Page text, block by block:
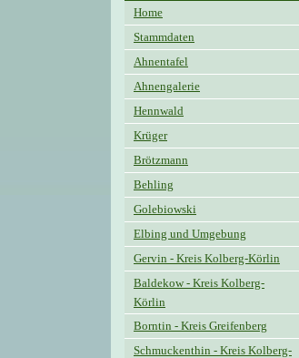
Home
Stammdaten
Ahnentafel
Ahnengalerie
Hennwald
Krüger
Brötzmann
Behling
Golebiowski
Elbing und Umgebung
Gervin - Kreis Kolberg-Körlin
Baldekow - Kreis Kolberg-
Körlin
Borntin - Kreis Greifenberg
Schmuckenthin - Kreis Kolberg-